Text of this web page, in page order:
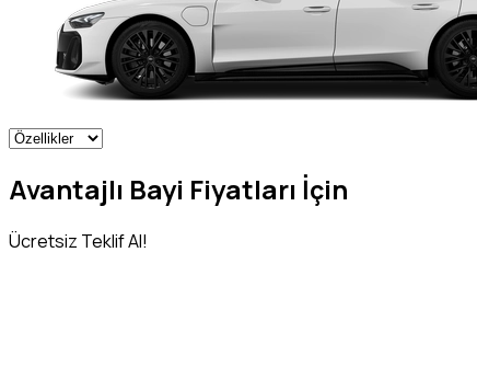
Avantajlı Bayi Fiyatları İçin
Ücretsiz Teklif Al!